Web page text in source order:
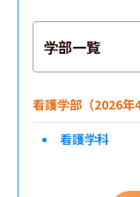
学部一覧
看護学部（2026年
看護学科